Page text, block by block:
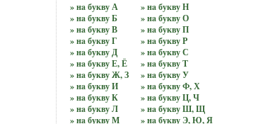
» нa букву А
» нa букву Б
» нa букву В
» нa букву Г
» нa букву Д
» нa букву Е, Ё
» нa букву Ж, З
» нa букву И
» нa букву К
» нa букву Л
» нa букву М
» нa букву Н
» нa букву О
» нa букву П
» нa букву Р
» нa букву С
» нa букву Т
» нa букву У
» нa букву Ф, Х
» нa букву Ц, Ч
» нa букву Ш, Щ
» нa букву Э, Ю, Я